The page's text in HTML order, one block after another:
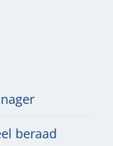
beraad